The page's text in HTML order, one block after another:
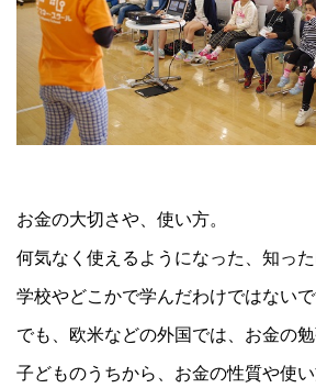
お金の大切さや、使い方。
何気なく使えるようになった、知っ
学校やどこかで学んだわけではないで
でも、欧米などの外国では、お金の勉
子どものうちから、お金の性質や使